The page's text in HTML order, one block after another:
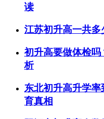
读
江苏初升高一共多
初升高要做体检
析
东北初升高升学
育真相